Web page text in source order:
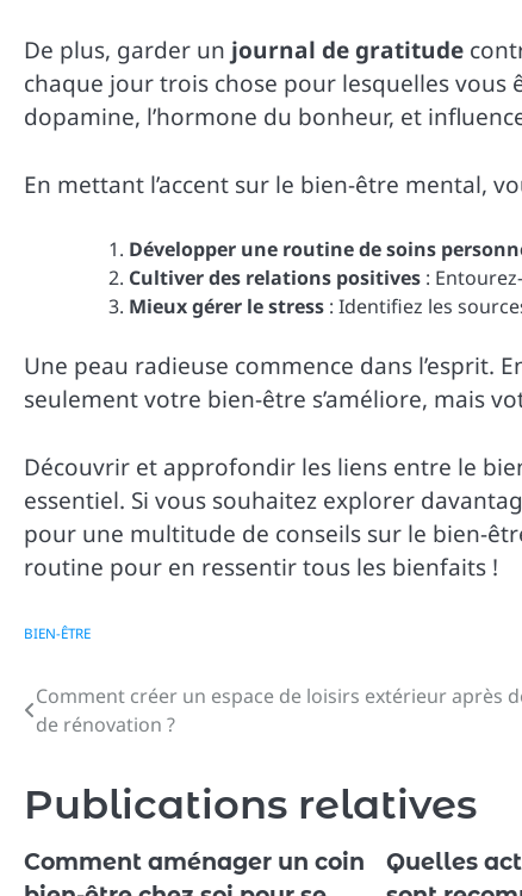
De plus, garder un journal de gratitude
chaque jour trois chose pour lesquelles vous
dopamine, l’hormone du bonheur, et
En mettant l’accent sur le bien-être mental,
Développer une routine de soins
Cultiver des relations positives :
Mieux gérer le stress : Identifiez les
Une peau radieuse commence dans
seulement votre bien-être s’améliore, mais
Découvrir et approfondir les liens entre le
essentiel. Si vous souhaitez explorer
pour une multitude de conseils sur le bien-
routine pour en ressentir tous les bienfaits !
BIEN-ÊTRE
Navigation
l’article
Comment créer un espace de loisirs extérieur après
de rénovation ?
Publications relatives
Comment aménager un coin
Quelles